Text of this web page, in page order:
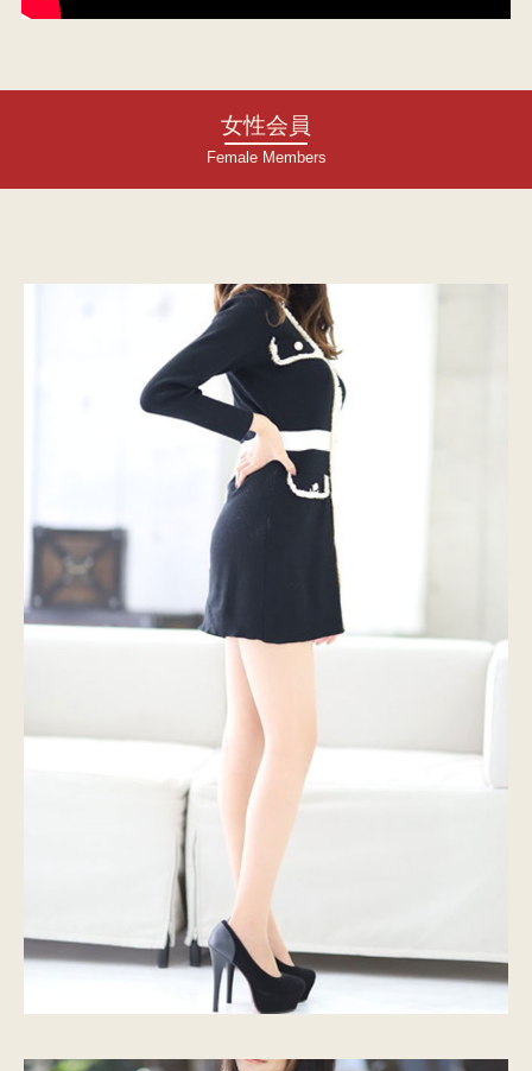
女性会員
Female Members